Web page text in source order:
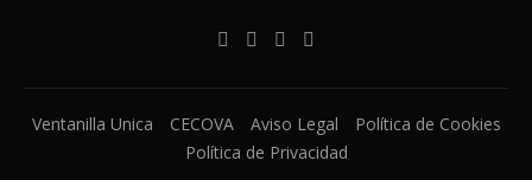
Ventanilla Unica CECOVA Aviso Legal
Política de Cookies
Política de Privacidad